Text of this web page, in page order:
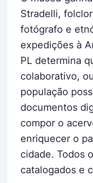
Stradelli,
fotógrafo e
expedições à
PL determina
colaborativo,
população
documentos
compor o
enriquecer o
cidade. Todos
catalogados e